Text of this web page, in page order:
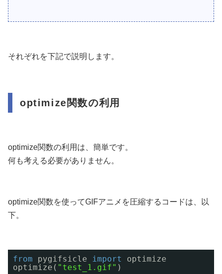
それぞれを下記で説明します。
optimize関数の利用
optimize関数の利用は、簡単です。
何も考える必要がありません。
optimize関数を使ってGIFアニメを圧縮するコードは、以
下。
from pygifsicle import
optimize
optimize( "test_1.gif" )